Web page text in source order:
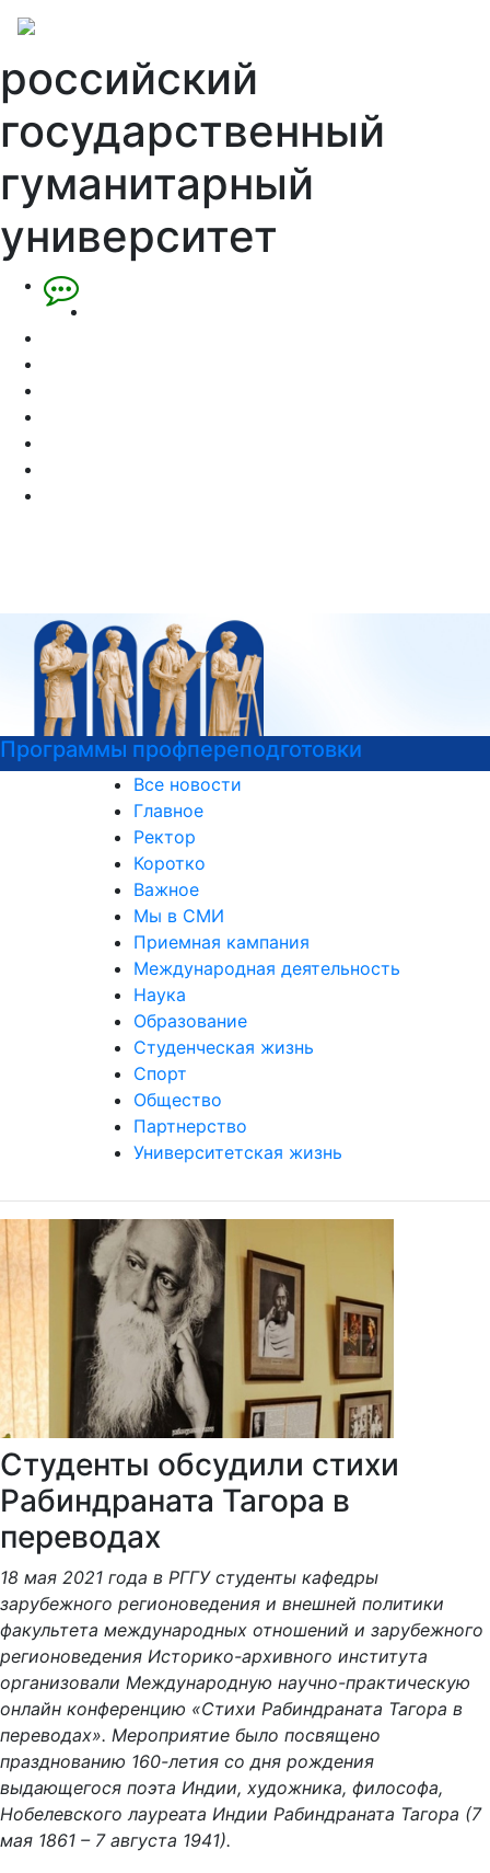
российский
государственный
гуманитарный
университет
Программы профпереподготовки
Все новости
Главное
Ректор
Коротко
Важное
Мы в СМИ
Приемная кампания
Международная деятельность
Наука
Образование
Студенческая жизнь
Спорт
Общество
Партнерство
Университетская жизнь
Студенты обсудили стихи
Рабиндраната Тагора в
переводах
18 мая 2021 года в РГГУ студенты кафедры
зарубежного регионоведения и внешней политики
факультета международных отношений и зарубежного
регионоведения Историко-архивного института
организовали Международную научно-практическую
онлайн конференцию «Стихи Рабиндраната Тагора в
переводах». Мероприятие было посвящено
празднованию 160-летия со дня рождения
выдающегося поэта Индии, художника, философа,
Нобелевского лауреата Индии Рабиндраната Тагора (7
мая 1861 – 7 августа 1941).